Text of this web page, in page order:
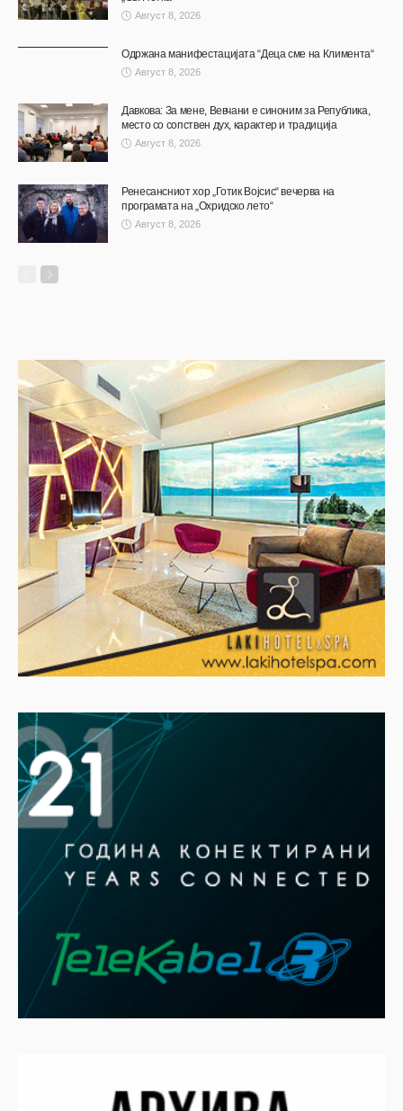
Август 8, 2026
Одржана манифестацијата “Деца сме на Климента“
Август 8, 2026
Давкова: За мене, Вевчани е синоним за Република,
место со сопствен дух, карактер и традиција
Август 8, 2026
Ренесансниот хор „Готик Војсис“ вечерва на
програмата на „Охридско лето“
Август 8, 2026